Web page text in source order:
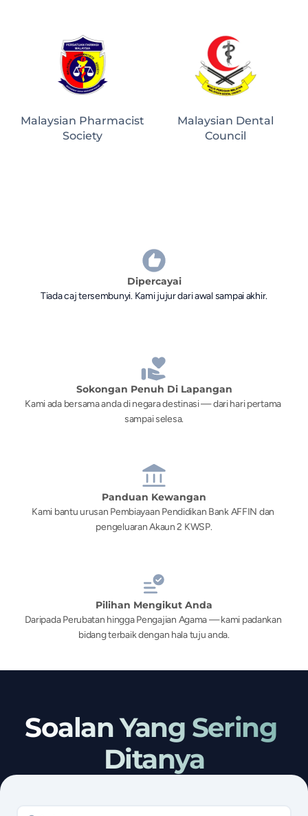
Malaysian Pharmacist
Society
Malaysian Dental
Council
Dipercayai
Tiada caj tersembunyi. Kami jujur dari awal sampai akhir.
Sokongan Penuh Di Lapangan
Kami ada bersama anda di negara destinasi — dari hari pertama
sampai selesa.
Panduan Kewangan
Kami bantu urusan Pembiayaan Pendidikan Bank AFFIN dan
pengeluaran Akaun 2 KWSP.
Pilihan Mengikut Anda
Daripada Perubatan hingga Pengajian Agama — kami padankan
bidang terbaik dengan hala tuju anda.
Soalan Yang Sering
Ditanya